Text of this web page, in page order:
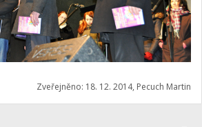
Zveřejněno: 18. 12. 2014, Pecuch Martin